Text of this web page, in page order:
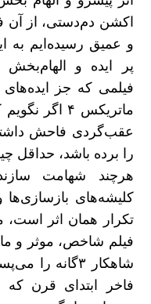
اکشن دم‌دستی، از آن
و عمیق رسیده‌ایم به
پر ایده و الهام‌بخش
را برده باشد، حداقل
هرچند شهامت
کلیشه‌های بازسازی‌ها
تکرار همان اثر است،
فیلم شاخص، موثر و
شاهکار ۳گانه
فاخر ابتدای قرن